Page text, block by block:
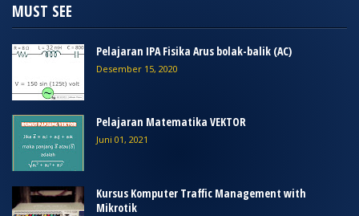
MUST SEE
Pelajaran IPA Fisika Arus bolak-balik (AC)
Desember 15, 2020
Pelajaran Matematika VEKTOR
Juni 01, 2021
Kursus Komputer Traffic Management with
Mikrotik